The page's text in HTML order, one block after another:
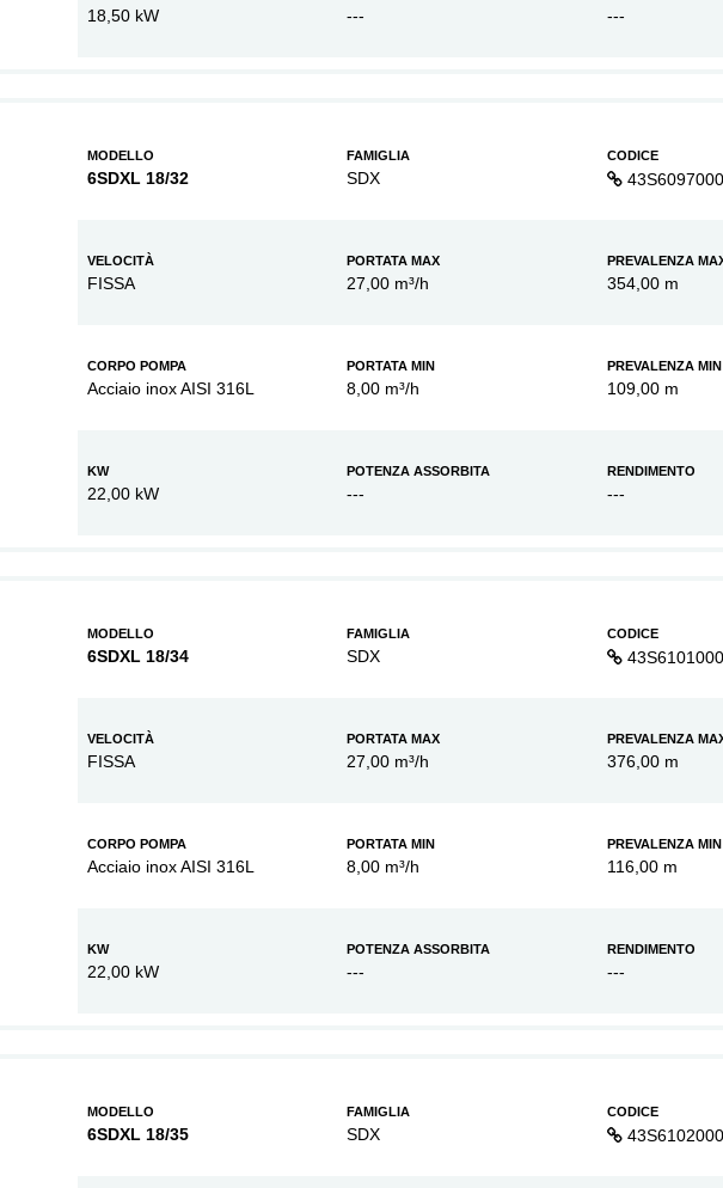
18,50 kW --- ---
MODELLO
6SDXL 18/32
FAMIGLIA
SDX
CODICE
VELOCITÀ
FISSA
PORTATA MAX
27,00 m³/h
PREVALENZA
354,00 m
CORPO POMPA
Acciaio inox AISI 316L
PORTATA MIN
8,00 m³/h
PREVALENZA MIN
109,00 m
KW
22,00 kW
POTENZA ASSORBITA
---
RENDIMENTO
---
MODELLO
6SDXL 18/34
FAMIGLIA
SDX
CODICE
VELOCITÀ
FISSA
PORTATA MAX
27,00 m³/h
PREVALENZA
376,00 m
CORPO POMPA
Acciaio inox AISI 316L
PORTATA MIN
8,00 m³/h
PREVALENZA MIN
116,00 m
KW
22,00 kW
POTENZA ASSORBITA
---
RENDIMENTO
---
MODELLO
6SDXL 18/35
FAMIGLIA
SDX
CODICE